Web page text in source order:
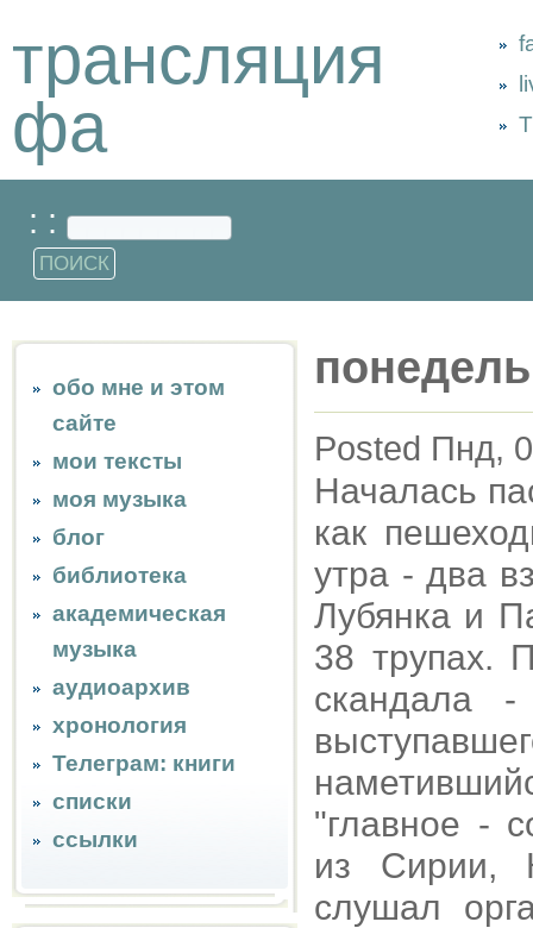
трансляция
фа
: :
обо мне и этом
сайте
мои тексты
моя музыка
блог
библиотека
академическая
музыка
аудиоархив
хронология
Телеграм: книги
списки
ссылки
Posted Пнд,
Началась
как
утра - два
Лубянка и
38 трупах.
скандала
"главное -
из Сирии,
слушал